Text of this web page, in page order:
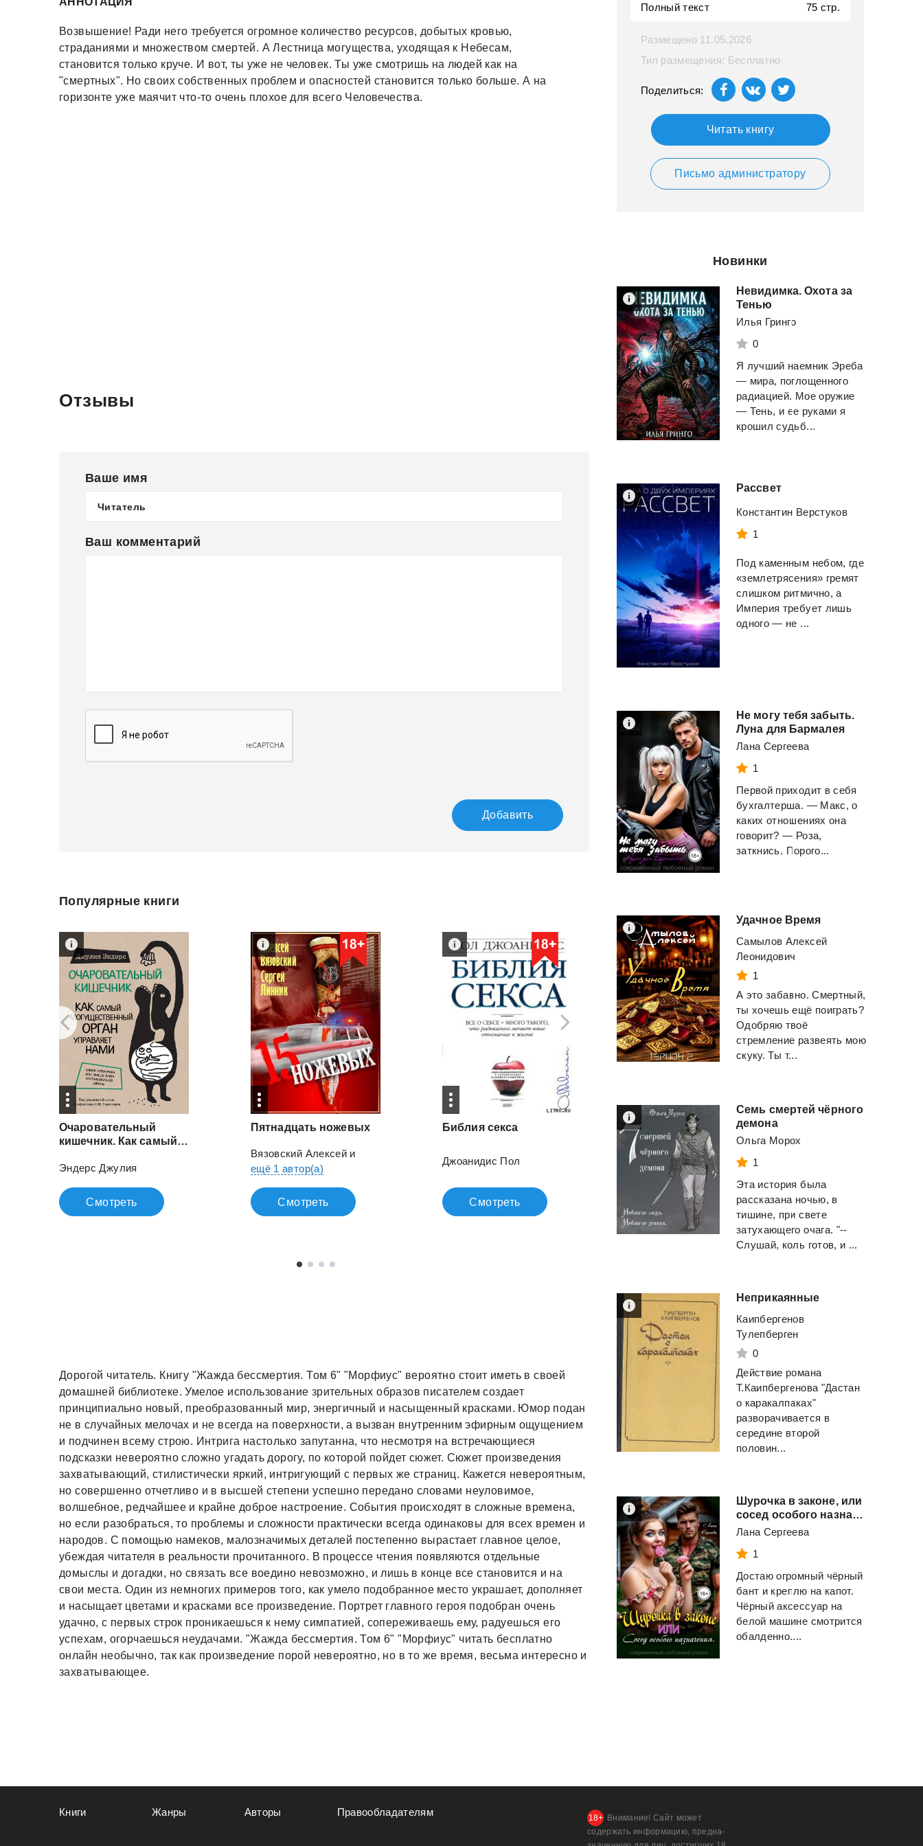
Возвышение! Ради него требуется огромное количество ресурсов, добытых кровью,
страданиями и множеством смертей. А Лестница могущества, уходящая к Небесам,
становится только круче. И вот, ты уже не человек. Ты уже смотришь на людей как на
"смертных". Но своих собственных проблем и опасностей становится только больше. А на
горизонте уже маячит что-то очень плохое для всего Человечества.
Отзывы
Ваше имя
Ваш комментарий
Добавить
Популярные книги
Очаровательный
кишечник. Как самый могущественный орган управляет нами
Эндерс Джулия
Смотреть
Пятнадцать ножевых
Вязовский Алексейи
ещё 1 автор(а)
Смотреть
Библия секса
Джоанидис Пол
Смотреть
Бандит-4 Некромант
Щепетнов Евгений
Смотреть
Дорогой читатель. Книгу "Жажда бессмертия. Том 6" "Морфиус" вероятно стоит иметь в своей
домашней библиотеке. Умелое использование зрительных образов писателем создает
принципиально новый, преобразованный мир, энергичный и насыщенный красками. Юмор подан
не в случайных мелочах и не всегда на поверхности, а вызван внутренним эфирным ощущением
и подчинен всему строю. Интрига настолько запутанна, что несмотря на встречающиеся
подсказки невероятно сложно угадать дорогу, по которой пойдет сюжет. Сюжет произведения
захватывающий, стилистически яркий, интригующий с первых же страниц. Кажется невероятным,
но совершенно отчетливо и в высшей степени успешно передано словами неуловимое,
волшебное, редчайшее и крайне доброе настроение. События происходят в сложные времена,
но если разобраться, то проблемы и сложности практически всегда одинаковы для всех времен и
народов. С помощью намеков, малозначимых деталей постепенно вырастает главное целое,
убеждая читателя в реальности прочитанного. В процессе чтения появляются отдельные
домыслы и догадки, но связать все воедино невозможно, и лишь в конце все становится и на
свои места. Один из немногих примеров того, как умело подобранное место украшает, дополняет
и насыщает цветами и красками все произведение. Портрет главного героя подобран очень
удачно, с первых строк проникаешься к нему симпатией, сопереживаешь ему, радуешься его
успехам, огорчаешься неудачами. "Жажда бессмертия. Том 6" "Морфиус" читать бесплатно
онлайн необычно, так как произведение порой невероятно, но в то же время, весьма интересно и
захватывающее.
Полный текст 75 стр.
Размещено 11.05.2026
Тип размещения: Бесплатно
Поделиться:
Читать книгу
Письмо администратору
Новинки
Невидимка. Охота за
Тенью
Илья Гринго
0
Я лучший наемник Эреба
— мира, поглощенного
радиацией. Мое оружие
— Тень, и ее руками я
крошил судьб...
Рассвет
Константин Верстуков
1
Под каменным небом, где
«землетрясения» гремят
слишком ритмично, а
Империя требует лишь
одного — не ...
Не могу тебя забыть.
Луна для Бармалея
Лана Сергеева
1
Первой приходит в себя
бухгалтерша. — Макс, о
каких отношениях она
говорит? — Роза,
заткнись. Порого...
Удачное Время
Самылов Алексей
Леонидович
1
А это забавно. Смертный,
ты хочешь ещё поиграть?
Одобряю твоё
стремление развеять мою
скуку. Ты т...
Семь смертей чёрного
демона
Ольга Морох
1
Эта история была
рассказана ночью, в
тишине, при свете
затухающего очага. "--
Слушай, коль готов, и ...
Неприкаянные
Каипбергенов
Тулепберген
0
Действие романа
Т.Каипбергенова "Дастан
о каракалпаках"
разворачивается в
середине второй
половин...
Шурочка в законе, или
сосед особого назначения
Лана Сергеева
1
Достаю огромный чёрный
бант и креплю на капот.
Чёрный аксессуар на
белой машине смотрится
обалденно....
Книги Жанры Авторы Правообладателям
Внимание! Сайт может
содержать информацию, предна­